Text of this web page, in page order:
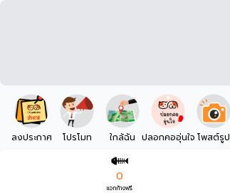
ลงประกาศ โปรโมท ใกล้ฉัน ปลอกคออุ่นใจ โพสต์รูป
0
แจกก้างฟรี